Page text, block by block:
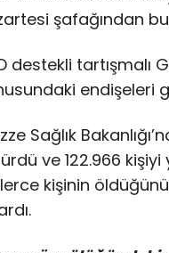
şafağından
destekli tartışmalı
endişeleri
Sağlık
ve 122.966
kişinin